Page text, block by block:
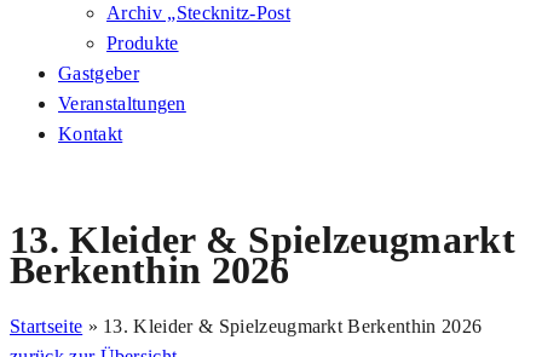
Archiv „Stecknitz-Post
Produkte
Gastgeber
Veranstaltungen
Kontakt
13. Kleider & Spielzeugmarkt
Berkenthin 2026
Startseite » 13. Kleider & Spielzeugmarkt Berkenthin 2026